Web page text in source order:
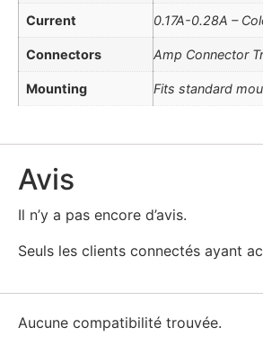
Current 0.17A-0.28A –
Connectors Amp Connector
Mounting Fits standard
Avis
Il n’y a pas encore d’avis.
Seuls les clients connectés ayant
Aucune compatibilité trouvée.